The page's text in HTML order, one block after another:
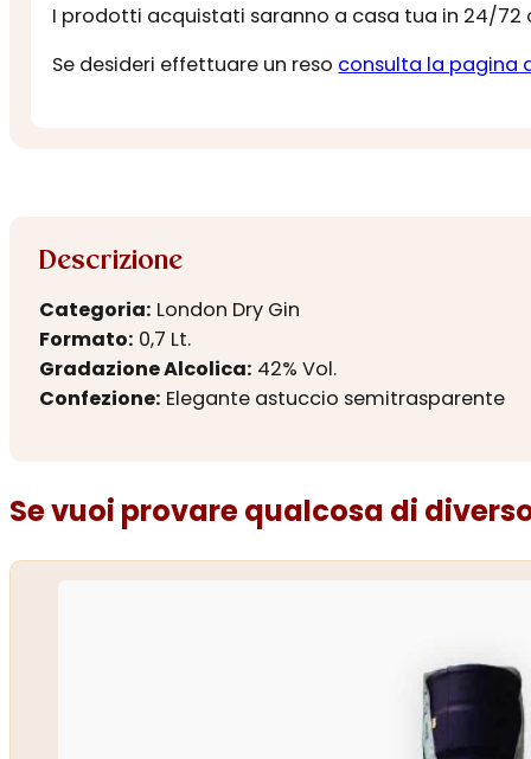
I prodotti acquistati saranno a casa tua in 24/72
Se desideri effettuare un reso consulta la pagina
Descrizione
Categoria: London Dry Gin
Formato: 0,7 Lt.
Gradazione Alcolica: 42% Vol.
Confezione: Elegante astuccio semitrasparente
Se vuoi provare qualcosa di